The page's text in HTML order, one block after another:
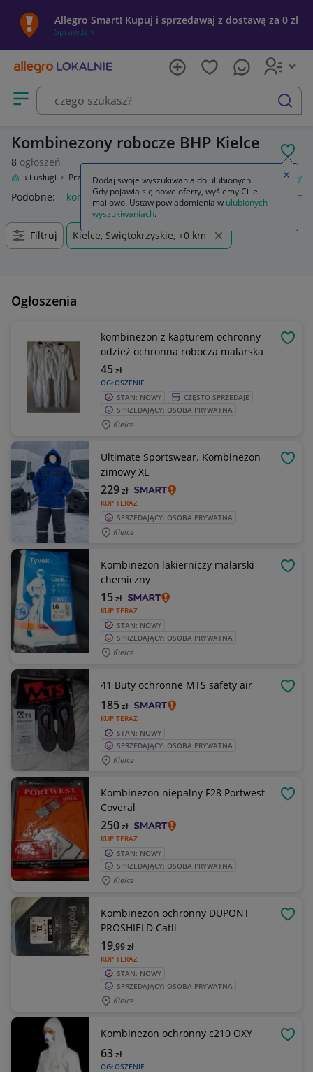
Allegro Smart! Kupuj i sprzedawaj z dostawą za 0 zł
Sprawdź »
Otwórz menu z kategoriami
szukaj
Kombinezony robocze BHP Kielce
8 ogłoszeń
Firma i usługi Przemysł Odzież robocza i BHP Odzież Kombinezony
Podobne: kombinezon kombinezony damskie na lato
Filtruj Kielce, Świętokrzyskie, +0 km
Ogłoszenia
kombinezon z kapturem ochronny
odzież ochronna robocza malarska
OGŁOSZENIE
45zł
STAN: NOWY
CZĘSTO SPRZEDAJE
SPRZEDAJĄCY: OSOBA PRYWATNA
Kielce
Ultimate Sportswear. Kombinezon
zimowy XL
KUP TERAZ
229zł
SPRZEDAJĄCY: OSOBA PRYWATNA
Kielce
Kombinezon lakierniczy malarski
chemiczny
KUP TERAZ
15zł
STAN: NOWY
SPRZEDAJĄCY: OSOBA PRYWATNA
Kielce
41 Buty ochronne MTS safety air
KUP TERAZ
185zł
STAN: NOWY
SPRZEDAJĄCY: OSOBA PRYWATNA
Kielce
Kombinezon niepalny F28 Portwest
Coveral
KUP TERAZ
250zł
STAN: NOWY
SPRZEDAJĄCY: OSOBA PRYWATNA
Kielce
Kombinezon ochronny DUPONT
PROSHIELD Catll
KUP TERAZ
19,99zł
STAN: NOWY
SPRZEDAJĄCY: OSOBA PRYWATNA
Kielce
Kombinezon ochronny c210 OXY
OGŁOSZENIE
63zł
Dodaj swoje wyszukiwania do ulubionych.
Gdy pojawią się nowe oferty, wyślemy Ci je
mailowo. Ustaw powiadomienia w ulubionych
wyszukiwaniach.